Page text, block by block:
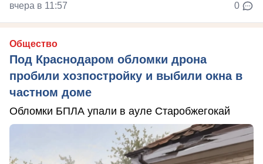
вчера в 11:57 0
Общество
Под Краснодаром обломки дрона
пробили хозпостройку и выбили окна в
частном доме
Обломки БПЛА упали в ауле Старобжегокай